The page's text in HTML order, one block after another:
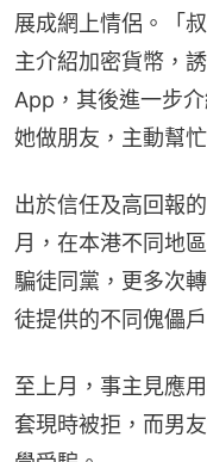
展成網上情侶。「
主介紹加密貨幣，
App，其後進一步
她做朋友，主動幫
出於信任及高回報
月，在本港不同地
騙徒同黨，更多次
徒提供的不同傀儡戶
至上月，事主見應
套現時被拒，而男